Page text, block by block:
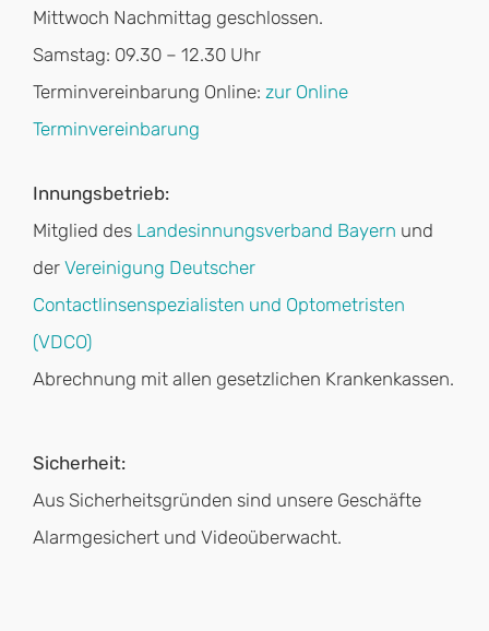
Mittwoch Nachmittag geschlossen.
Samstag: 09.30 – 12.30 Uhr
Terminvereinbarung Online: zur Online
Terminvereinbarung
Innungsbetrieb:
Mitglied des Landesinnungsverband Bayern und
der Vereinigung Deutscher
Contactlinsenspezialisten und Optometristen
(VDCO)
Abrechnung mit allen gesetzlichen Krankenkassen.
Sicherheit:
Aus Sicherheitsgründen sind unsere Geschäfte
Alarmgesichert und Videoüberwacht.